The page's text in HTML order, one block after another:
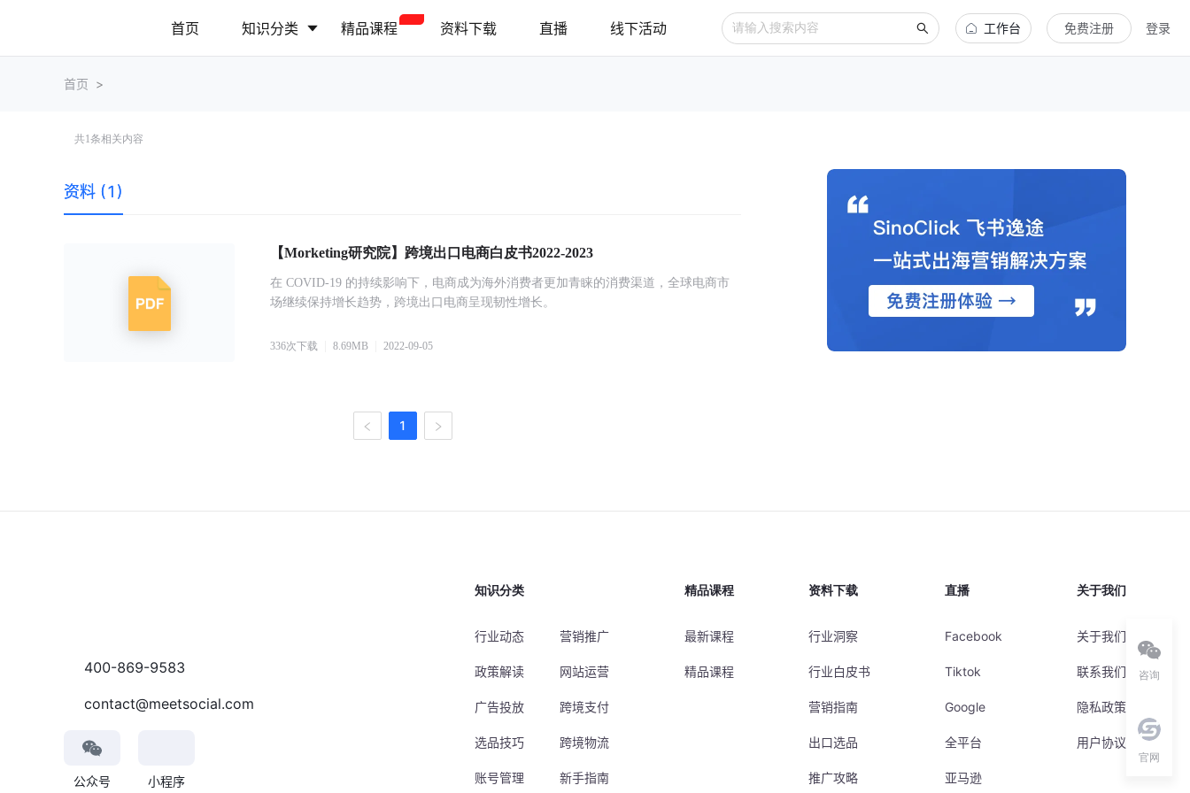
首页 知识分类 精品课程 资料下载 直播 线下活动 工作台 免费注册 登录
咨询
官网
首页 >
共1条相关内容
资料 (1)
【Morketing研究院】跨境出口电商白皮书2022-2023
在 COVID-19 的持续影响下，电商成为海外消费者更加青睐的消费渠道，全球电商市
场继续保持增长趋势，跨境出口电商呈现韧性增长。
336次下载 8.69MB 2022-09-05
1
400-869-9583
contact@meetsocial.com
公众号 小程序
知识分类
行业动态 营销推广
政策解读 网站运营
广告投放 跨境支付
选品技巧 跨境物流
账号管理 新手指南
精品课程
最新课程
精品课程
资料下载
行业洞察
行业白皮书
营销指南
出口选品
推广攻略
直播
Facebook
Tiktok
Google
全平台
亚马逊
关于我们
关于我们
联系我们
隐私政策
用户协议